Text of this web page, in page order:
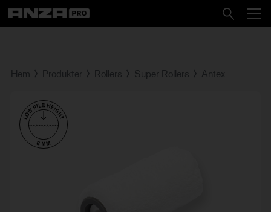
Hem Produkter Rollers Super Rollers Antex